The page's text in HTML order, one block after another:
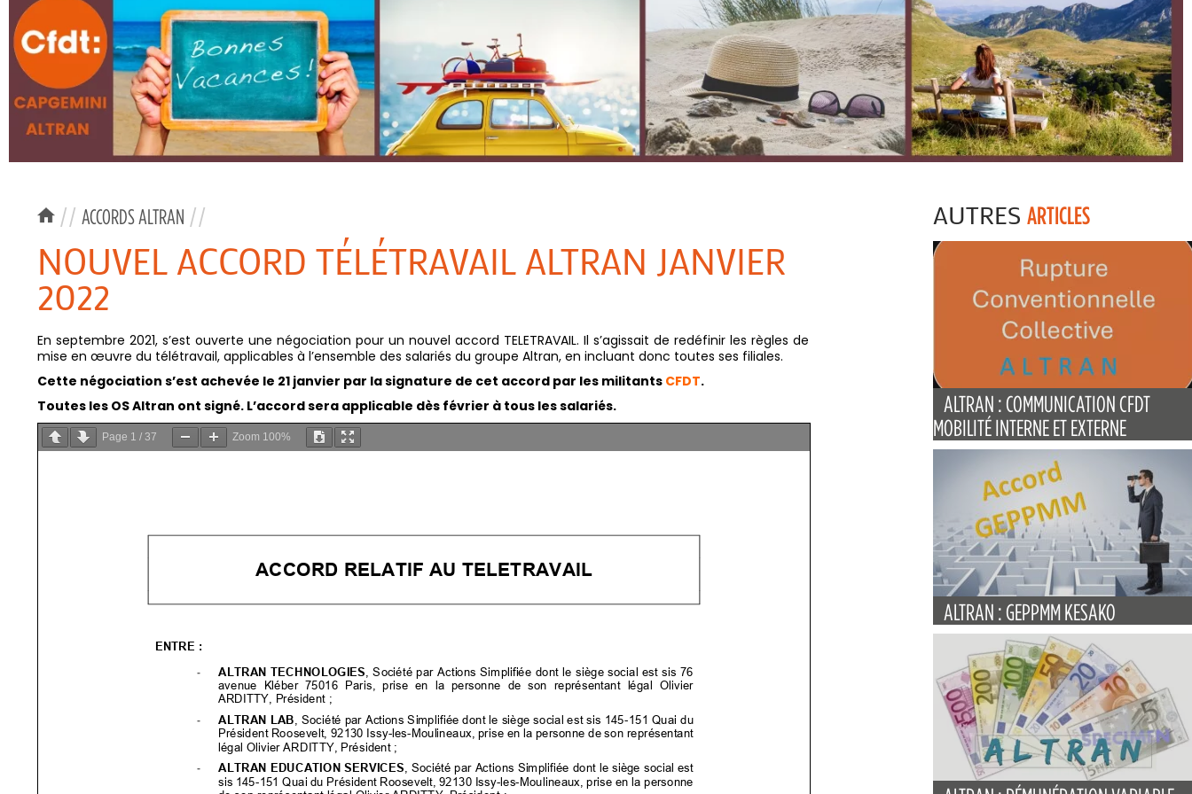
// ACCORDS ALTRAN //
NOUVEL ACCORD TÉLÉTRAVAIL ALTRAN JANVIER
2022
En septembre 2021, s’est ouverte une négociation pour un nouvel accord TELETRAVAIL. Il s’agissait de redéfinir les règles de
mise en œuvre du télétravail, applicables à l’ensemble des salariés du groupe Altran, en incluant donc toutes ses filiales.
Cette négociation s’est achevée le 21 janvier par la signature de cet accord par les militants CFDT.
Toutes les OS Altran ont signé. L’accord sera applicable dès février à tous les salariés.
Page 1 / 37 Zoom 100%
AUTRES ARTICLES
ALTRAN : COMMUNICATION CFDT
MOBILITÉ INTERNE ET EXTERNE
ALTRAN : GEPPMM KESAKO